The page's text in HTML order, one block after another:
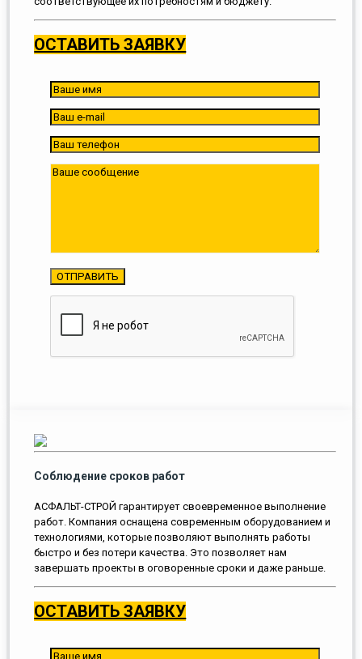
ОСТАВИТЬ ЗАЯВКУ
Соблюдение сроков работ
АСФАЛЬТ-СТРОЙ гарантирует своевременное выполнение
работ. Компания оснащена современным оборудованием и
технологиями, которые позволяют выполнять работы
быстро и без потери качества. Это позволяет нам
завершать проекты в оговоренные сроки и даже раньше.
ОСТАВИТЬ ЗАЯВКУ